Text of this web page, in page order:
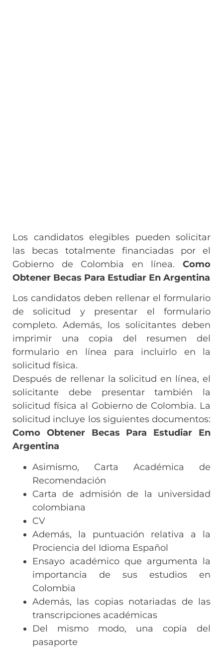
Los candidatos elegibles pueden solicitar
las becas totalmente financiadas por el
Gobierno de Colombia en línea. Como
Obtener Becas Para Estudiar En Argentina
Los candidatos deben rellenar el formulario
de solicitud y presentar el formulario
completo. Además, los solicitantes deben
imprimir una copia del resumen del
formulario en línea para incluirlo en la
solicitud física.
Después de rellenar la solicitud en línea, el
solicitante debe presentar también la
solicitud física al Gobierno de Colombia. La
solicitud incluye los siguientes documentos:
Como Obtener Becas Para Estudiar En
Argentina
Asimismo, Carta Académica de
Recomendación
Carta de admisión de la universidad
colombiana
CV
Además, la puntuación relativa a la
Prociencia del Idioma Español
Ensayo académico que argumenta la
importancia de sus estudios en
Colombia
Además, las copias notariadas de las
transcripciones académicas
Del mismo modo, una copia del
pasaporte